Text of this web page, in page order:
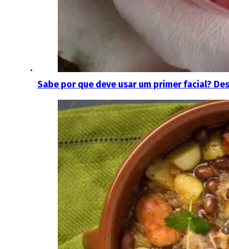
Sabe por que deve usar um primer facial?